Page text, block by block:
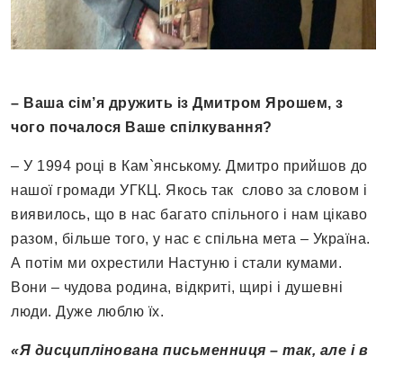
– Ваша сім’я дружить із Дмитром Ярошем, з
чого почалося Ваше спілкування?
– У 1994 році в Кам`янському. Дмитро прийшов до
нашої громади УГКЦ. Якось так слово за словом і
виявилось, що в нас багато спільного і нам цікаво
разом, більше того, у нас є спільна мета – Україна.
А потім ми охрестили Настуню і стали кумами.
Вони – чудова родина, відкриті, щирі і душевні
люди. Дуже люблю їх.
«Я дисциплінована письменниця – так, але і в